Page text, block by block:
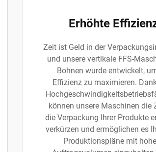
Erhöhte
Zeit ist Geld in der
und unsere vertikale FFS-
Bohnen wurde entwickelt,
Effizienz zu maximieren.
können unsere Maschinen die
die Verpackung Ihrer Produkte
verkürzen und ermöglichen es
Produktionspläne mit